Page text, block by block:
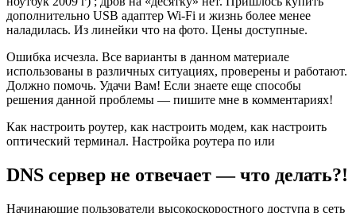
дополнительно USB адаптер Wi-Fi и жизнь более менее
наладилась. Из линейки что на фото. Цены доступные.
Ошибка исчезла. Все варианты в данном материале
использованы в различных ситуациях, проверены и работают.
Должно помочь. Удачи Вам! Если знаете еще способы
решения данной проблемы — пишите мне в комментариях!
Как настроить роутер, как настроить модем, как настроить
оптический терминал. Настройка роутера по или
DNS сервер не отвечает — что делать?!
Начинающие пользователи высокоскоростного доступа в сеть